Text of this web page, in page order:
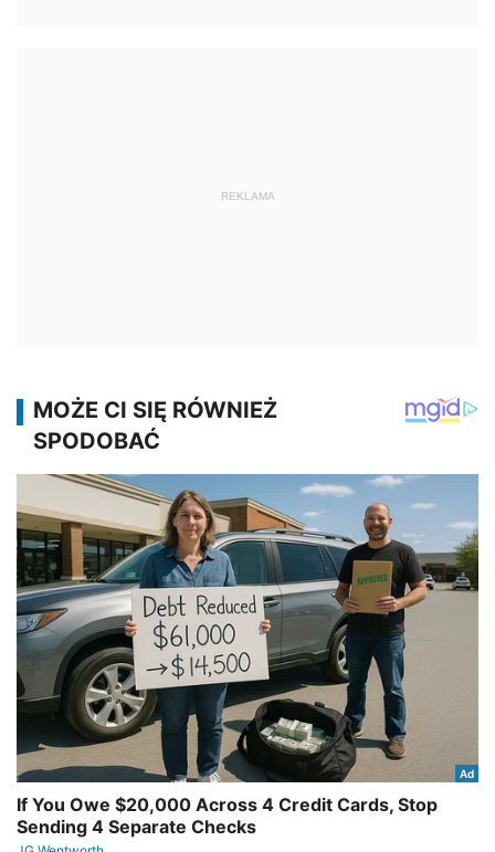
REKLAMA